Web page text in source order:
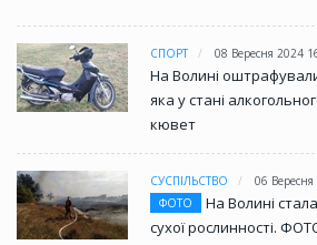
СПОРТ 08 Вересня 2024
На Волині
яка у стані
кювет
СУСПІЛЬСТВО
06
ФОТО
На Волині
сухої рослинності.